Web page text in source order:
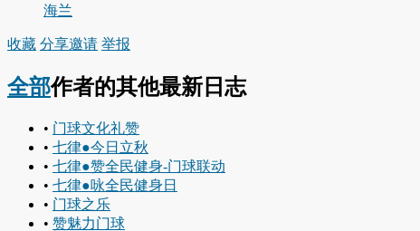
海兰
收藏 分享邀请 举报
全部作者的其他最新日志
• 门球文化礼赞
• 七律●今日立秋
• 七律●赞全民健身-门球联动
• 七律●咏全民健身日
• 门球之乐
• 赞魅力门球